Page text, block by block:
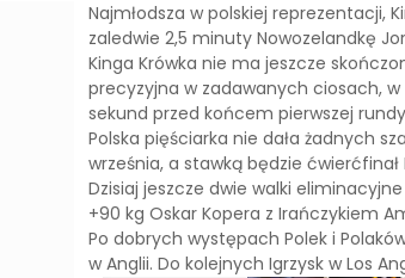
Najmłodsza w polskiej reprezentacji,
zaledwie 2,5 minuty Nowozelandkę
Kinga Krówka nie ma jeszcze
precyzyjna w zadawanych ciosach,
sekund przed końcem pierwszej
Polska pięściarka nie dała żadnych
września, a stawką będzie
Dzisiaj jeszcze dwie walki
+90 kg Oskar Kopera z Irańczykiem
Po dobrych występach Polek i
w Anglii. Do kolejnych Igrzysk w Los